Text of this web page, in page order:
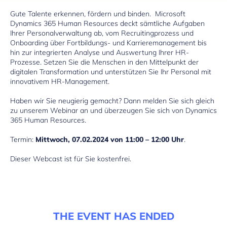
Gute Talente erkennen, fördern und binden. Microsoft
Dynamics 365 Human Resources deckt sämtliche Aufgaben
Ihrer Personalverwaltung ab, vom Recruitingprozess und
Onboarding über Fortbildungs- und Karrieremanagement bis
hin zur integrierten Analyse und Auswertung Ihrer HR-
Prozesse. Setzen Sie die Menschen in den Mittelpunkt der
digitalen Transformation und unterstützen Sie Ihr Personal mit
innovativem HR-Management.
Haben wir Sie neugierig gemacht? Dann melden Sie sich gleich
zu unserem Webinar an und überzeugen Sie sich von Dynamics
365 Human Resources.
Termin: Mittwoch, 07.02.2024 von 11:00 – 12:00 Uhr.
Dieser Webcast ist für Sie kostenfrei.
THE EVENT HAS ENDED